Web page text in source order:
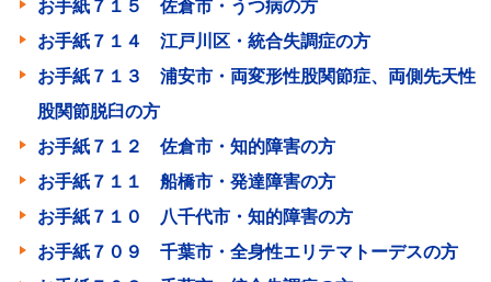
お手紙７１５ 佐倉市・うつ病の方
お手紙７１４ 江戸川区・統合失調症の方
お手紙７１３ 浦安市・両変形性股関節症、両側先天性
股関節脱臼の方
お手紙７１２ 佐倉市・知的障害の方
お手紙７１１ 船橋市・発達障害の方
お手紙７１０ 八千代市・知的障害の方
お手紙７０９ 千葉市・全身性エリテマトーデスの方